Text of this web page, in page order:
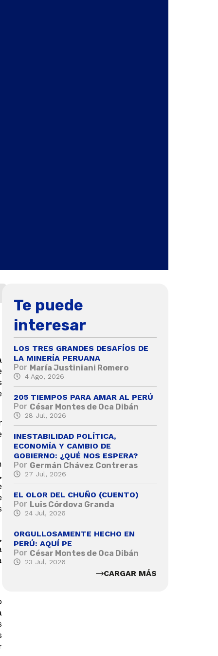
Te puede
interesar
LOS TRES GRANDES DESAFÍOS DE
LA MINERÍA PERUANA
Por María Justiniani Romero
4 Ago, 2026
205 TIEMPOS PARA AMAR AL PERÚ
Por César Montes de Oca Dibán
28 Jul, 2026
INESTABILIDAD POLÍTICA,
ECONOMÍA Y CAMBIO DE
GOBIERNO: ¿QUÉ NOS ESPERA?
Por Germán Chávez Contreras
27 Jul, 2026
EL OLOR DEL CHUÑO (CUENTO)
Por Luis Córdova Granda
24 Jul, 2026
ORGULLOSAMENTE HECHO EN
PERÚ: AQUÍ PE
Por César Montes de Oca Dibán
23 Jul, 2026
CARGAR MÁS